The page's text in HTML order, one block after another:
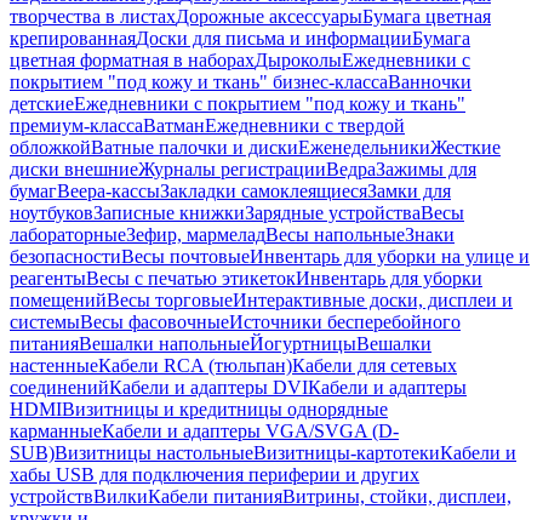
творчества в листахДорожные аксессуарыБумага цветная
крепированнаяДоски для письма и информацииБумага
цветная форматная в наборахДыроколыЕжедневники с
покрытием "под кожу и ткань" бизнес-классаВанночки
детскиеЕжедневники с покрытием "под кожу и ткань"
премиум-классаВатманЕжедневники с твердой
обложкойВатные палочки и дискиЕженедельникиЖесткие
диски внешниеЖурналы регистрацииВедраЗажимы для
бумагВеера-кассыЗакладки самоклеящиесяЗамки для
ноутбуковЗаписные книжкиЗарядные устройстваВесы
лабораторныеЗефир, мармеладВесы напольныеЗнаки
безопасностиВесы почтовыеИнвентарь для уборки на улице и
реагентыВесы с печатью этикетокИнвентарь для уборки
помещенийВесы торговыеИнтерактивные доски, дисплеи и
системыВесы фасовочныеИсточники бесперебойного
питанияВешалки напольныеЙогуртницыВешалки
настенныеКабели RCA (тюльпан)Кабели для сетевых
соединенийКабели и адаптеры DVIКабели и адаптеры
HDMIВизитницы и кредитницы однорядные
карманныеКабели и адаптеры VGA/SVGA (D-
SUB)Визитницы настольныеВизитницы-картотекиКабели и
хабы USB для подключения периферии и других
устройствВилкиКабели питанияВитрины, стойки, дисплеи,